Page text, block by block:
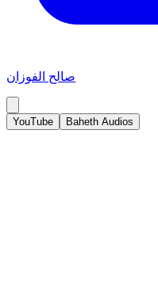
صالح الفوزان
YouTube Baheth Audios